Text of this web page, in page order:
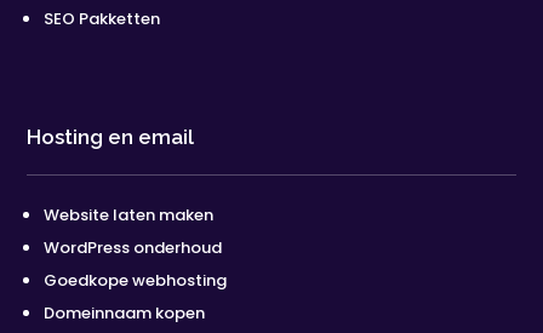
SEO Pakketten
Hosting en email
Website laten maken
WordPress onderhoud
Goedkope webhosting
Domeinnaam kopen